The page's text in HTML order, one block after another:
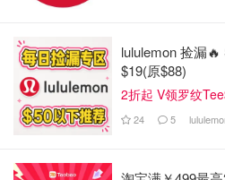
lululemon 捡漏
$19(原$88)
2折起 V领罗纹
24 5